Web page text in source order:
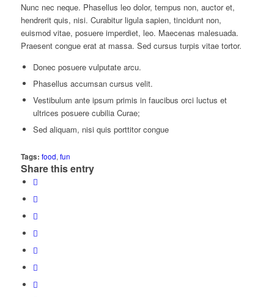
Nunc nec neque. Phasellus leo dolor, tempus non, auctor et,
hendrerit quis, nisi. Curabitur ligula sapien, tincidunt non,
euismod vitae, posuere imperdiet, leo. Maecenas malesuada.
Praesent congue erat at massa. Sed cursus turpis vitae tortor.
Donec posuere vulputate arcu.
Phasellus accumsan cursus velit.
Vestibulum ante ipsum primis in faucibus orci luctus et
ultrices posuere cubilia Curae;
Sed aliquam, nisi quis porttitor congue
Tags: food, fun
Share this entry